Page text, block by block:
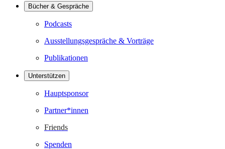
Bücher & Gespräche
Podcasts
Ausstellungsgespräche & Vorträge
Publikationen
Unterstützen
Hauptsponsor
Partner*innen
Friends
Spenden